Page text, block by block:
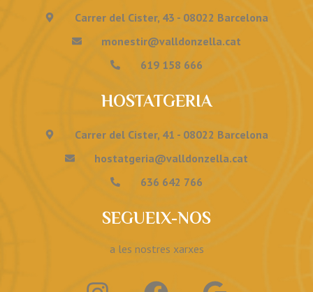
Carrer del Cister, 43 - 08022 Barcelona
monestir@valldonzella.cat
619 158 666
HOSTATGERIA
Carrer del Cister, 41 - 08022 Barcelona
hostatgeria@valldonzella.cat
636 642 766
SEGUEIX-NOS
a les nostres xarxes